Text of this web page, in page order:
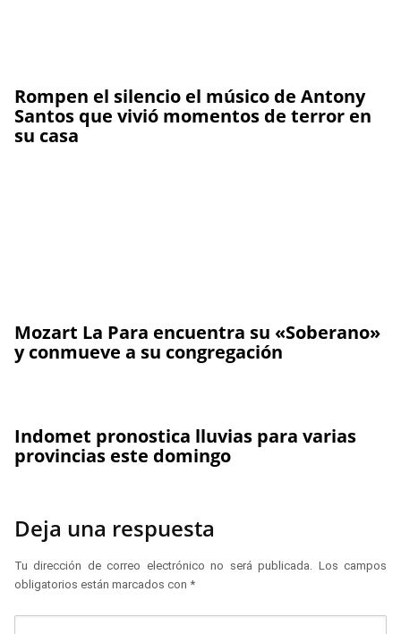
Rompen el silencio el músico de Antony
Santos que vivió momentos de terror en
su casa
Mozart La Para encuentra su «Soberano»
y conmueve a su congregación
Indomet pronostica lluvias para varias
provincias este domingo
Deja una respuesta
Tu dirección de correo electrónico no será publicada. Los campos
obligatorios están marcados con *